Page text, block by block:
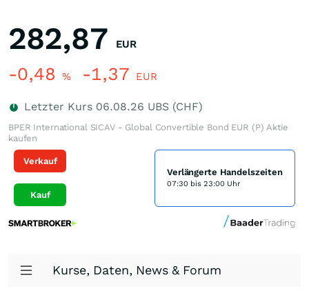
282,87 EUR
-0,48 % -1,37 EUR
Letzter Kurs 06.08.26 UBS (CHF)
BPER International SICAV - Global Convertible Bond EUR (P) Aktie
kaufen
Verkauf
Kauf
Verlängerte Handelszeiten
07:30 bis 23:00 Uhr
Kurse, Daten, News & Forum